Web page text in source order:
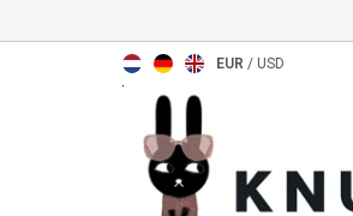
EUR / USD